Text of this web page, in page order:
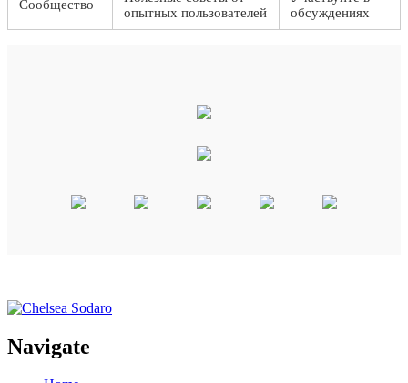
Сообщество
опытных пользователей
обсуждениях
Navigate